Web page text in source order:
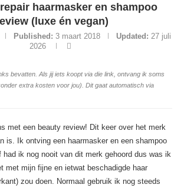
haarmasker en shampoo
(luxe én vegan)
Published: 3 maart 2018 Updated: 27 juli
2026
bevatten. Als jij iets koopt via die link, ontvang ik soms
extra kosten voor jou). Dit gaat automatisch via
met een beauty review! Dit keer over het merk
is. Ik ontving een haarmasker en een shampoo
had ik nog nooit van dit merk gehoord dus was ik
met mijn fijne en ietwat beschadigde haar
zou doen. Normaal gebruik ik nog steeds